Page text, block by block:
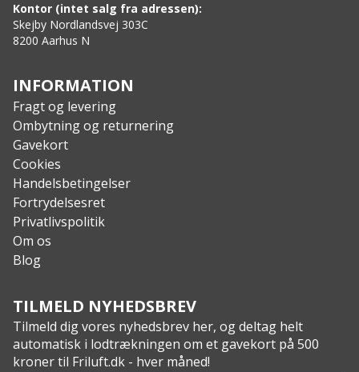
Specs:
Vægt: 260 g
Yderstof: Coolmax 94% Polyester / 6% Elastin
Kontor (intet salg fra adressen):
Skejby Nordlandsvej 303C
8200 Aarhus N
INFORMATION
Fragt og levering
Ombytning og returnering
Gavekort
Cookies
Handelsbetingelser
Fortrydelsesret
Privatlivspolitik
Om os
Blog
TILMELD NYHEDSBREV
Tilmeld dig vores nyhedsbrev her, og deltag helt
automatisk i lodtrækningen om et gavekort på 500
kroner til Friluft.dk - hver måned!